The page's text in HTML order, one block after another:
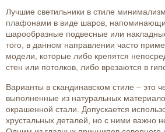
Лучшие светильники в стиле
плафонами в виде шаров,
шарообразные подвесные или
того, в данном направлении часто
модели, которые либо крепятся
стен или потолков, либо врезаются в
Варианты в скандинавском стиле – это
выполненные из натуральных
окрашенной стали. Допускается
хрустальных деталей, но с ними важно